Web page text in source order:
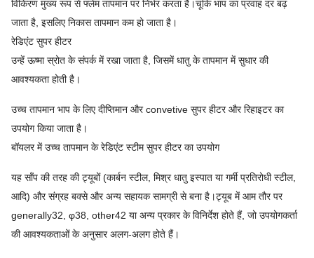
विकिरण मुख्य रूप से फ्लेम तापमान पर निर्भर करता है।चूंकि भाप का प्रवाह दर बढ़
जाता है, इसलिए निकास तापमान कम हो जाता है।
रेडिएंट सुपर हीटर
उन्हें ऊष्मा स्रोत के संपर्क में रखा जाता है, जिसमें धातु के तापमान में सुधार की
आवश्यकता होती है।
उच्च तापमान भाप के लिए दीप्तिमान और convetive सुपर हीटर और रिहाइटर का
उपयोग किया जाता है।
बॉयलर में उच्च तापमान के रेडिएंट स्टीम सुपर हीटर का उपयोग
यह साँप की तरह की ट्यूबों (कार्बन स्टील, मिश्र धातु इस्पात या गर्मी प्रतिरोधी स्टील,
आदि) और संग्रह बक्से और अन्य सहायक सामग्री से बना है।ट्यूब में आम तौर पर
generally32, φ38, other42 या अन्य प्रकार के विनिर्देश होते हैं, जो उपयोगकर्ता
की आवश्यकताओं के अनुसार अलग-अलग होते हैं।